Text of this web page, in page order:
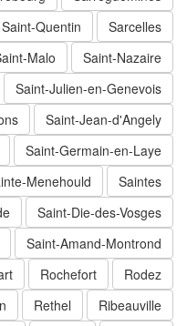
Sarcelles
Saint-Quentin
Saint-Nazaire
Saint-Malo
Saint-Julien-en-Genevois
Saint-Jean-d'Angely
Saint-Germain-en-Laye
Saintes
Sainte-Menehould
Saint-Die-des-Vosges
Saint-Amand-Montrond
Rodez
Rochefort
Ribeauville
Rethel